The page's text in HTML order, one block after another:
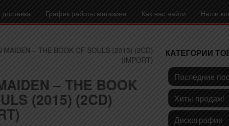
График работы магазина Как нас найти Наши
MAIDEN – THE BOOK OF SOULS (2015) (2CD)
(IMPORT)
– THE BOOK
(2015) (2CD)
КАТЕГОРИИ
Последние
Хиты продаж!
Дискографии